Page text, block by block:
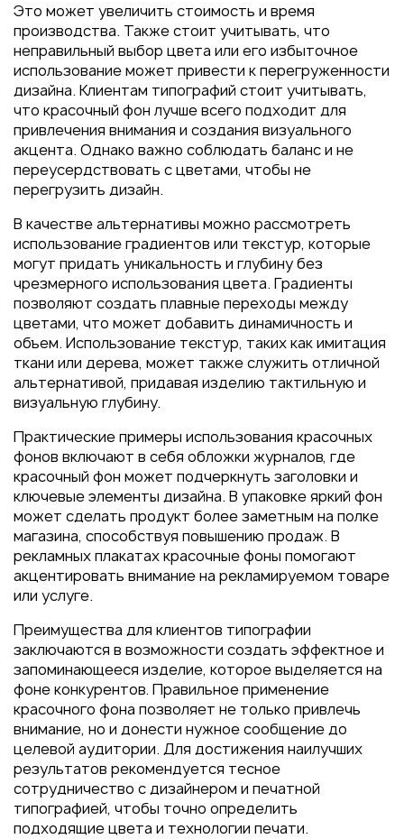
Это может увеличить стоимость и время
производства. Также стоит учитывать, что
неправильный выбор цвета или его избыточное
использование может привести к перегруженности
дизайна. Клиентам типографий стоит учитывать,
что красочный фон лучше всего подходит для
привлечения внимания и создания визуального
акцента. Однако важно соблюдать баланс и не
переусердствовать с цветами, чтобы не
перегрузить дизайн.
В качестве альтернативы можно рассмотреть
использование градиентов или текстур, которые
могут придать уникальность и глубину без
чрезмерного использования цвета. Градиенты
позволяют создать плавные переходы между
цветами, что может добавить динамичность и
объем. Использование текстур, таких как имитация
ткани или дерева, может также служить отличной
альтернативой, придавая изделию тактильную и
визуальную глубину.
Практические примеры использования красочных
фонов включают в себя обложки журналов, где
красочный фон может подчеркнуть заголовки и
ключевые элементы дизайна. В упаковке яркий фон
может сделать продукт более заметным на полке
магазина, способствуя повышению продаж. В
рекламных плакатах красочные фоны помогают
акцентировать внимание на рекламируемом товаре
или услуге.
Преимущества для клиентов типографии
заключаются в возможности создать эффектное и
запоминающееся изделие, которое выделяется на
фоне конкурентов. Правильное применение
красочного фона позволяет не только привлечь
внимание, но и донести нужное сообщение до
целевой аудитории. Для достижения наилучших
результатов рекомендуется тесное
сотрудничество с дизайнером и печатной
типографией, чтобы точно определить
подходящие цвета и технологии печати.